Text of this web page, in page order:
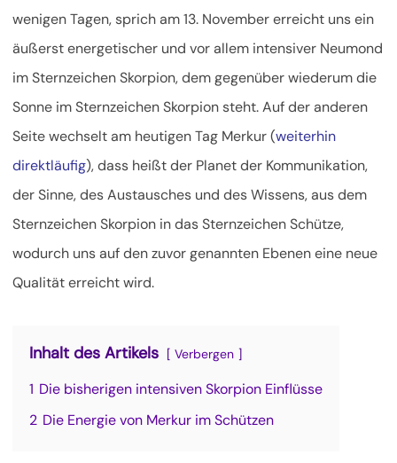
wenigen Tagen, sprich am 13. November erreicht uns ein
äußerst energetischer und vor allem intensiver Neumond
im Sternzeichen Skorpion, dem gegenüber wiederum die
Sonne im Sternzeichen Skorpion steht. Auf der anderen
Seitewechselt am heutigen Tag Merkur (weiterhin
direktläufig), dass heißt der Planet der Kommunikation,
der Sinne, des Austausches und des Wissens, aus dem
Sternzeichen Skorpion in das Sternzeichen Schütze,
wodurch uns auf den zuvor genannten Ebenen eine neue
Qualität erreicht wird.
Inhalt des Artikels Verbergen
1 Die bisherigen intensiven Skorpion Einflüsse
2 Die Energie von Merkur im Schützen